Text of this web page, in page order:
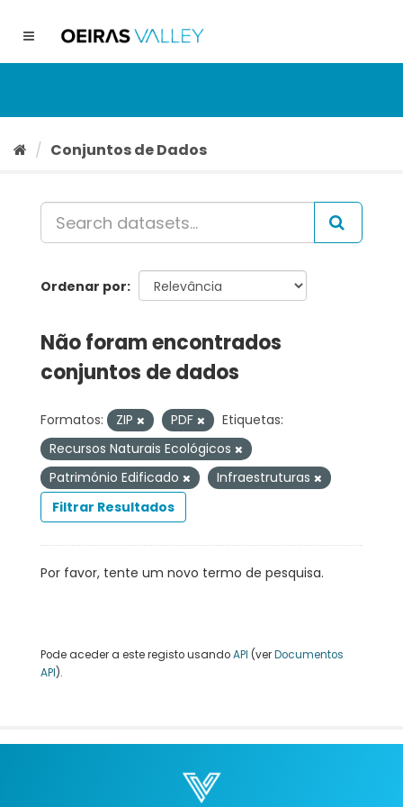
conteúdo
Toggle
Conjuntos de Dados
Ordenar por
Não foram encontrados
conjuntos de dados
Formatos: ZIP PDF
Etiquetas:
Recursos Naturais Ecológicos
Património Edificado
Infraestruturas
Filtrar Resultados
Por favor, tente um novo termo de pesquisa.
Pode aceder a este registo usandoAPI (verDocumentos
API).